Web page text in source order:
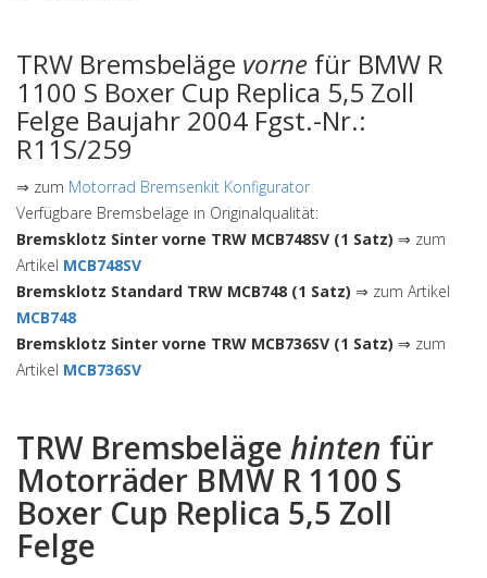
TRW Bremsbeläge vorne für BMW R
1100 S Boxer Cup Replica 5,5 Zoll
Felge Baujahr 2004 Fgst.-Nr.:
R11S/259
⇒ zum Motorrad Bremsenkit Konfigurator
Verfügbare Bremsbeläge in Originalqualität:
Bremsklotz Sinter vorne TRW MCB748SV (1 Satz) ⇒ zum
Artikel MCB748SV
Bremsklotz Standard TRW MCB748 (1 Satz) ⇒ zum Artikel
MCB748
Bremsklotz Sinter vorne TRW MCB736SV (1 Satz) ⇒ zum
Artikel MCB736SV
TRW Bremsbeläge hinten für
Motorräder BMW R 1100 S
Boxer Cup Replica 5,5 Zoll
Felge